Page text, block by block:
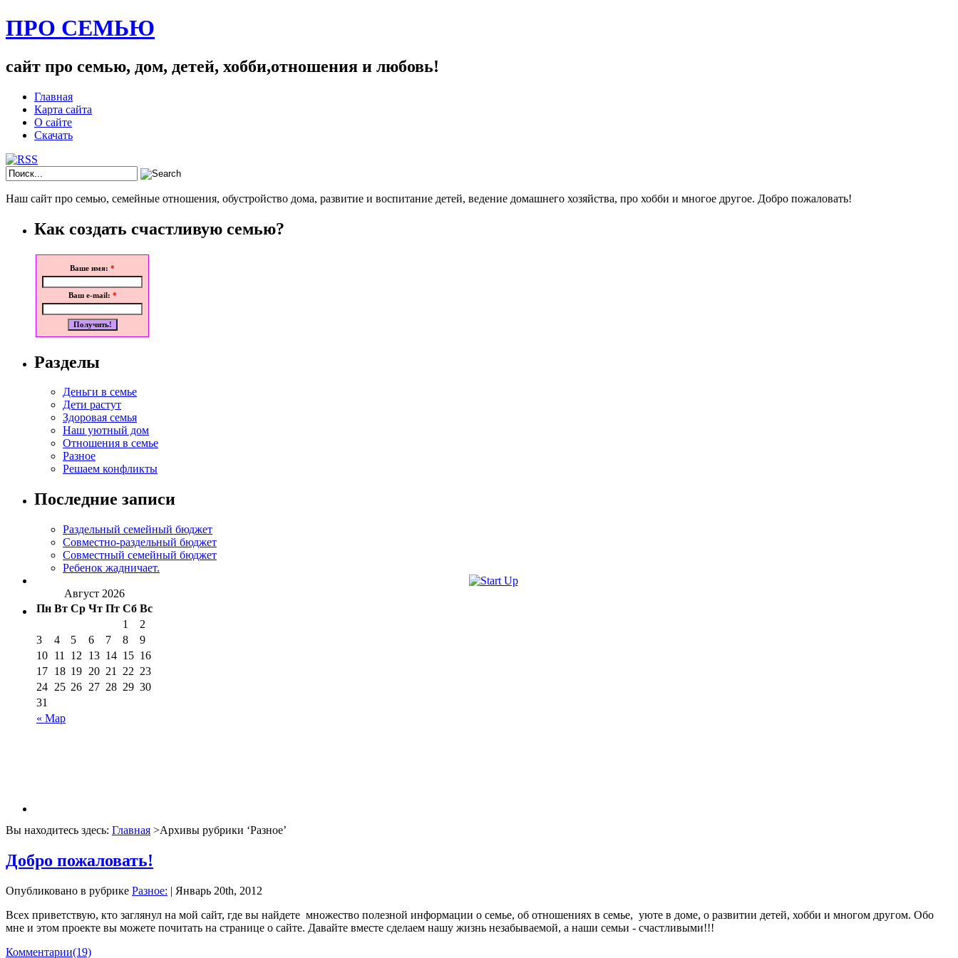
ПРО СЕМЬЮ
сайт про семью, дом, детей, хобби,отношения и любовь!
Главная
Карта сайта
О сайте
Скачать
Наш сайт про семью, семейные отношения, обустройство дома, развитие и воспитание детей, ведение домашнего хозяйства, про хобби и многое другое. Добро пожаловать!
Как создать счастливую семью?
Ваше имя: *
Ваш e-mail: *
Разделы
Деньги в семье
Дети растут
Здоровая семья
Наш уютный дом
Отношения в семье
Разное
Решаем конфликты
Последние записи
Раздельный семейный бюджет
Совместно-раздельный бюджет
Совместный семейный бюджет
Ребенок жадничает.
Август 2026
Пн Вт Ср Чт Пт Сб Вс
« Мар
1
2
3
4 5 6 7 8
9
10 11 12 13 14 15 16
17 18 19 20 21 22 23
24 25 26 27 28 29 30
31
Вы находитесь здесь: Главная >Архивы рубрики ‘Разное’
Добро пожаловать!
Опубликовано в рубрике Разное: | Январь 20th, 2012
Всех приветствую, кто заглянул на мой сайт, где вы найдете множество полезной информации о семье, об отношениях в семье, уюте в доме, о развитии детей, хобби и многом другом. Обо
мне и этом проекте вы можете почитать на странице о сайте. Давайте вместе сделаем нашу жизнь незабываемой, а наши семьи - счастливыми!!!
Комментарии(19)